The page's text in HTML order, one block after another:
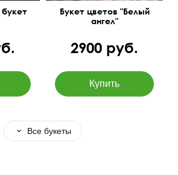
Букет цветов "Белый
ангел"
2900 руб.
Все букеты